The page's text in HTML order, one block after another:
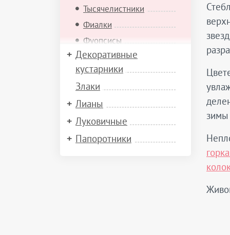
Тысячелистники
Фиалки
Фуопсисы
Хиастофиллумы
Хорминумы
Эдельвейсы
Эриофиллумы
Ясколки
Яснотки
Декоративные
кустарники
Злаки
Лианы
Луковичные
Папоротники
зимы